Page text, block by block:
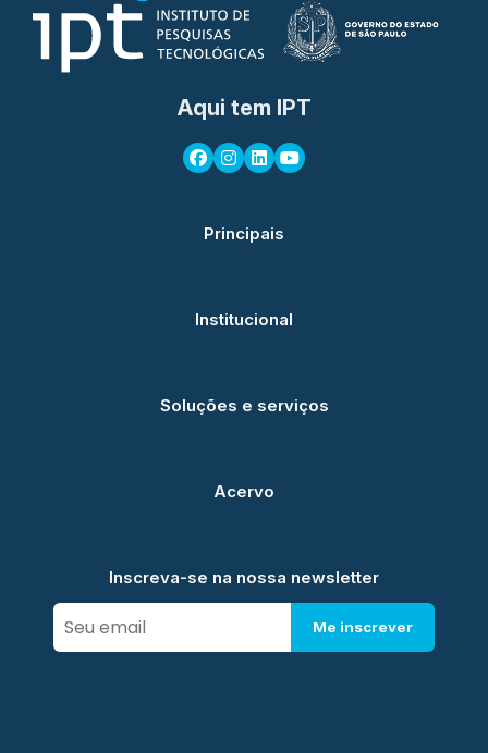
Aqui tem IPT
Principais
Institucional
Soluções e serviços
Acervo
Inscreva-se na nossa newsletter
Me inscrever